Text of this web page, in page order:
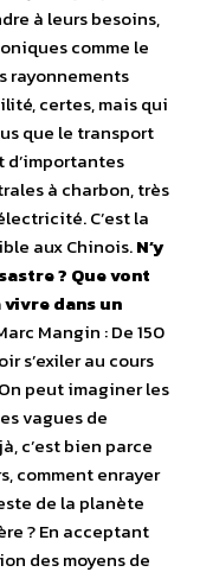
à leurs besoins,
comme le
rayonnements
certes, mais qui
que le transport
d’importantes
à charbon, très
C’est la
aux Chinois.N’y
? Que vont
dans un
Mangin : De 150
s’exiler au cours
peut imaginer les
vagues de
c’est bien parce
comment enrayer
de la planète
? En acceptant
des moyens de